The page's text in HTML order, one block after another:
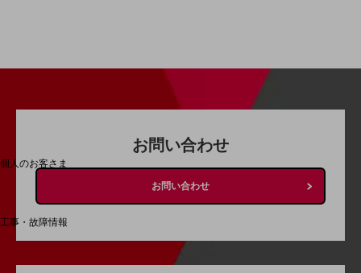
個人のお客さま
OCNなど
工事・故障情報
お客さまサポートサイト
SDPFナレッジセンター
お問い合わせ
お問い合わせ